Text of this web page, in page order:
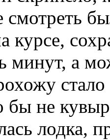
курсе,
минут, а
бы не
лодка,